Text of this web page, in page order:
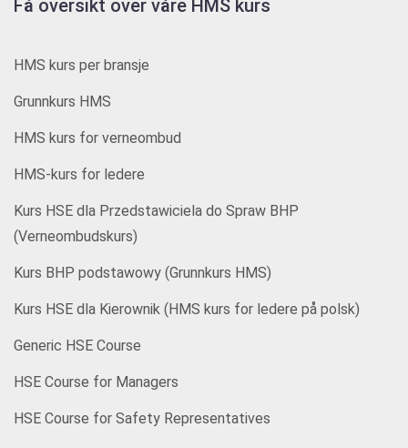
Få oversikt over våre HMS kurs
HMS kurs per bransje
Grunnkurs HMS
HMS kurs for verneombud
HMS-kurs for ledere
Kurs HSE dla Przedstawiciela do Spraw BHP
(Verneombudskurs)
Kurs BHP podstawowy (Grunnkurs HMS)
Kurs HSE dla Kierownik (HMS kurs for ledere på polsk)
Generic HSE Course
HSE Course for Managers
HSE Course for Safety Representatives